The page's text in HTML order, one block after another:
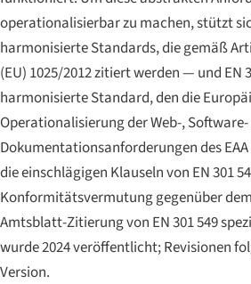
operationalisierbar zu machen, stützt
harmonisierte Standards, die gemäß
(EU) 1025/2012 zitiert werden — und EN
harmonisierte Standard, den die
Operationalisierung der Web-,
Dokumentationsanforderungen des
die einschlägigen Klauseln von EN 301
Konformitätsvermutung gegenüber dem
Amtsblatt-Zitierung von EN 301 549
wurde 2024 veröffentlicht; Revisionen
Version.